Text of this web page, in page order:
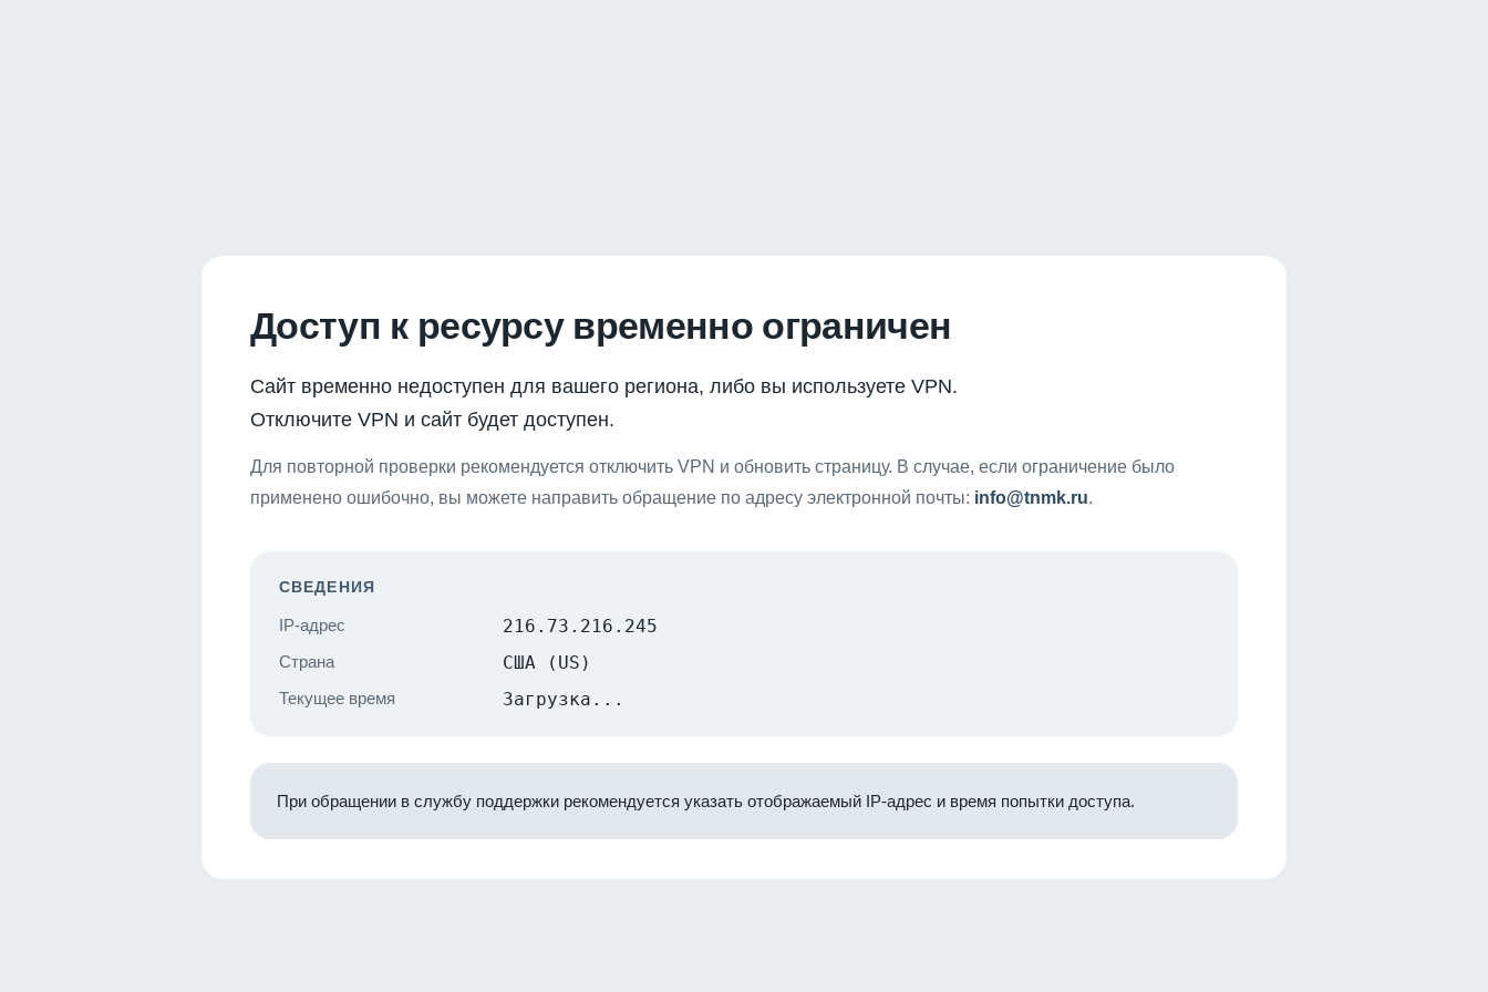
Доступ к ресурсу временно ограничен
Сайт временно недоступен для вашего региона, либо вы используете VPN.
Отключите VPN и сайт будет доступен.
Для повторной проверки рекомендуется отключить VPN и обновить страницу. В случае, если ограничение было
применено ошибочно, вы можете направить обращение по адресу электронной почты: info@tnmk.ru.
СВЕДЕНИЯ
IP-адрес 216.73.216.245
Страна США (US)
Текущее время Загрузка...
При обращении в службу поддержки рекомендуется указать отображаемый IP-адрес и время попытки доступа.